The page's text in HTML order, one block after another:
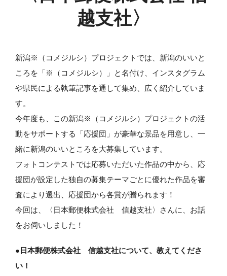
越支社〉
新潟※（コメジルシ）プロジェクトでは、新潟のいいと
ころを「※（コメジルシ）」と名付け、インスタグラム
や県民による執筆記事を通して集め、広く紹介していま
す。
今年度も、この新潟※（コメジルシ）プロジェクトの活
動をサポートする「応援団」が豪華な景品を用意し、一
緒に新潟のいいところを大募集しています。
フォトコンテストでは応募いただいた作品の中から、応
援団が設定した独自の募集テーマごとに優れた作品を審
査により選出、応援団から各賞が贈られます！
今回は、〈日本郵便株式会社 信越支社〉さんに、お話
をお伺いしました！
●日本郵便株式会社 信越支社について、教えてくださ
い！